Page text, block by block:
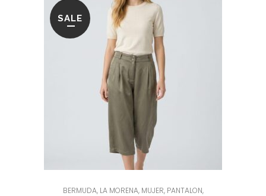
SALE
BERMUDA, LA MORENA, MUJER, PANTALON,